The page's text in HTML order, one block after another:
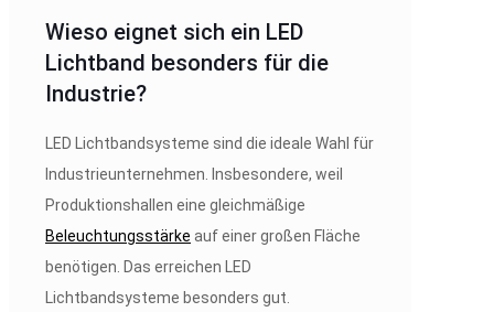
Wieso eignet sich ein LED
Lichtband besonders für die
Industrie?
LED Lichtbandsysteme sind die ideale Wahl für
Industrieunternehmen. Insbesondere, weil
Produktionshallen eine gleichmäßige
Beleuchtungsstärke auf einer großen Fläche
benötigen. Das erreichen LED
Lichtbandsysteme besonders gut.